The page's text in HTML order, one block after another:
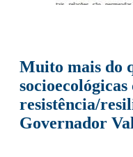
Muito mais do
resistência/
Governador